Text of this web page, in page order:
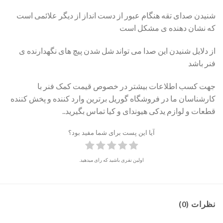
شنیدن صدای تقه هنگام عبور از دست انداز از دیگر علائمی است
که نشان دهنده ی مشکل است
از دلایل شنیدن این صدا می تواند شل شدن پیچ های نگهدارنده ی
فنر باشد
جهت کسب اطلاعات بیشتر در خصوص قیمت کمک فنر با
کارشناسان ما در فروشگاه گوریل برترین وارد کننده و پخش کننده
قطعات و لوازم یدکی هیوندای و کیا تماس بگیرید..
آیا این پست برای شما مفید بود؟
اولین نفری باشید که رای میدهید.
نظرات (0)